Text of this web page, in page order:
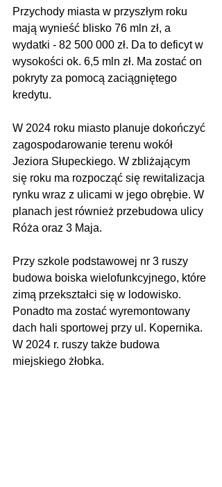
Przychody miasta w przyszłym roku
mają wynieść blisko 76 mln zł, a
wydatki - 82 500 000 zł. Da to deficyt w
wysokości ok. 6,5 mln zł. Ma zostać on
pokryty za pomocą zaciągniętego
kredytu.
W 2024 roku miasto planuje dokończyć
zagospodarowanie terenu wokół
Jeziora Słupeckiego. W zbliżającym
się roku ma rozpocząć się rewitalizacja
rynku wraz z ulicami w jego obrębie. W
planach jest również przebudowa ulicy
Róża oraz 3 Maja.
Przy szkole podstawowej nr 3 ruszy
budowa boiska wielofunkcyjnego, które
zimą przekształci się w lodowisko.
Ponadto ma zostać wyremontowany
dach hali sportowej przy ul. Kopernika.
W 2024 r. ruszy także budowa
miejskiego żłobka.